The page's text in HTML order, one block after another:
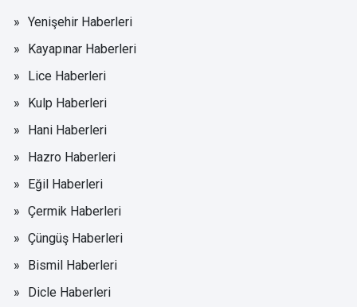
Yenişehir Haberleri
Kayapınar Haberleri
Lice Haberleri
Kulp Haberleri
Hani Haberleri
Hazro Haberleri
Eğil Haberleri
Çermik Haberleri
Çüngüş Haberleri
Bismil Haberleri
Dicle Haberleri